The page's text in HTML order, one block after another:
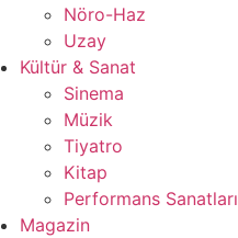
Nöro-Haz
Uzay
Kültür & Sanat
Sinema
Müzik
Tiyatro
Kitap
Performans Sanatları
Magazin